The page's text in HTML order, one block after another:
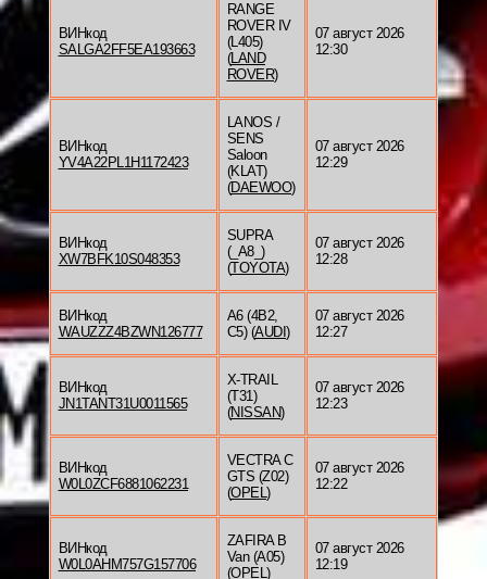
ВИНкод
SALGA2FF5EA193663
RANGE
ROVER IV
(L405)
(LAND
ROVER)
07 август 2026
12:30
ВИНкод
YV4A22PL1H1172423
LANOS /
SENS
Saloon
(KLAT)
(DAEWOO)
07 август 2026
12:29
ВИНкод
XW7BFK10S048353
SUPRA
(_A8_)
(TOYOTA)
07 август 2026
12:28
ВИНкод
WAUZZZ4BZWN126777
A6 (4B2,
C5) (AUDI )
07 август 2026
12:27
ВИНкод
JN1TANT31U0011565
X-TRAIL
(T31)
(NISSAN)
07 август 2026
12:23
ВИНкод
W0L0ZCF6881062231
VECTRA C
GTS (Z02)
(OPEL)
07 август 2026
12:22
ВИНкод
W0L0AHM757G157706
ZAFIRA B
Van (A05)
(OPEL)
07 август 2026
12:19